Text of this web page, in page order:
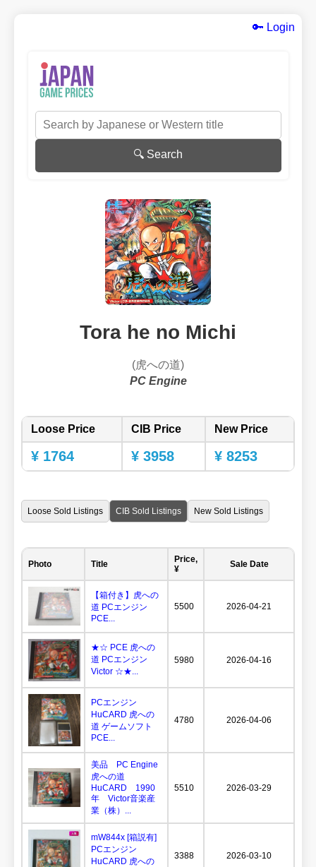
🔑 Login
🔍 Search
Tora he no Michi
(虎への道)
PC Engine
Loose Price CIB Price New Price
¥ 1764 ¥ 3958 ¥ 8253
Loose Sold Listings CIB Sold Listings New Sold Listings
Photo Title
Price,
¥
Sale Date
【箱付き】虎への
道 PCエンジン
PCE...
5500 2026-04-21
★☆ PCE 虎への
道 PCエンジン
Victor ☆★...
5980 2026-04-16
PCエンジン
HuCARD 虎への
道 ゲームソフト
PCE...
4780 2026-04-06
美品 PC Engine
虎への道
HuCARD 1990
年 Victor音楽産
業（株）...
5510 2026-03-29
mW844x [箱説有]
PCエンジン
HuCARD 虎への
3388 2026-03-10